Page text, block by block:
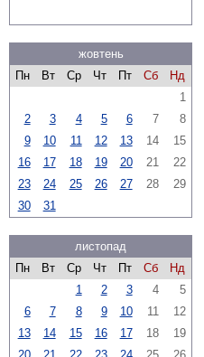
жовтень
Пн
Вт Ср Чт Пт Сб
Нд
1
2
3 4 5 6 7
8
9
10 11 12 13 14
15
16
17 18 19 20 21
22
23
24 25 26 27 28
29
30
31
листопад
Пн
Вт Ср Чт Пт Сб
Нд
1
2 3 4
5
6
7 8 9 10 11
12
13
14 15 16 17 18
19